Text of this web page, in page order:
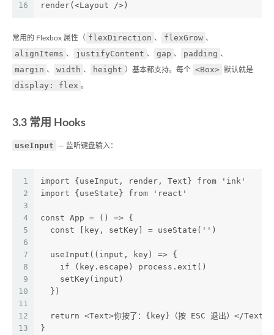
16
render(<Layout />)
常用的 Flexbox 属性（ flexDirection 、 flexGrow 、
alignItems 、 justifyContent 、 gap 、 padding 、
margin 、 width 、 height ）基本都支持。每个 <Box> 默认就是
display: flex 。
3.3 常用 Hooks
useInput — 监听键盘输入：
1
2
3
4
5
6
7
8
9
10
11
12
13
import {useInput, render, Text} from 'ink'
import {useState} from 'react'
const App = () => {
  const [key, setKey] = useState('')
  useInput((input, key) => {
    if (key.escape) process.exit()
    setKey(input)
  })
  return <Text>你按了：{key}（按 ESC 退出）</Text>
}